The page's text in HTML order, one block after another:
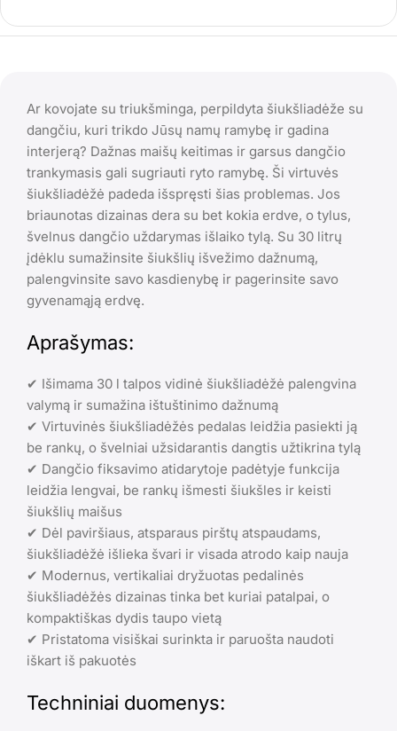
Ar kovojate su triukšminga, perpildyta šiukšliadėže su
dangčiu, kuri trikdo Jūsų namų ramybę ir gadina
interjerą? Dažnas maišų keitimas ir garsus dangčio
trankymasis gali sugriauti ryto ramybę. Ši virtuvės
šiukšliadėžė padeda išspręsti šias problemas. Jos
briaunotas dizainas dera su bet kokia erdve, o tylus,
švelnus dangčio uždarymas išlaiko tylą. Su 30 litrų
įdėklu sumažinsite šiukšlių išvežimo dažnumą,
palengvinsite savo kasdienybę ir pagerinsite savo
gyvenamąją erdvę.
Aprašymas:
✔ Išimama 30 l talpos vidinė šiukšliadėžė palengvina
valymą ir sumažina ištuštinimo dažnumą
✔ Virtuvinės šiukšliadėžės pedalas leidžia pasiekti ją
be rankų, o švelniai užsidarantis dangtis užtikrina tylą
✔ Dangčio fiksavimo atidarytoje padėtyje funkcija
leidžia lengvai, be rankų išmesti šiukšles ir keisti
šiukšlių maišus
✔ Dėl paviršiaus, atsparaus pirštų atspaudams,
šiukšliadėžė išlieka švari ir visada atrodo kaip nauja
✔ Modernus, vertikaliai dryžuotas pedalinės
šiukšliadėžės dizainas tinka bet kuriai patalpai, o
kompaktiškas dydis taupo vietą
✔ Pristatoma visiškai surinkta ir paruošta naudoti
iškart iš pakuotės
Techniniai duomenys: